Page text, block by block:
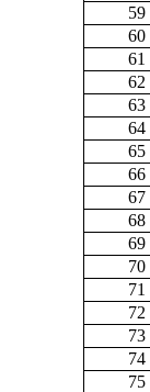
59
60
61
62
63
64
65
66
67
68
69
70
71
72
73
74
75